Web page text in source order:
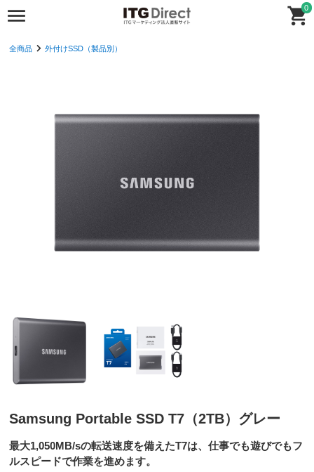
0
全商品 外付けSSD（製品別）
Samsung Portable SSD T7（2TB）グレー
最大1,050MB/sの転送速度を備えたT7は、仕事でも遊びでもフ
ルスピードで作業を進めます。